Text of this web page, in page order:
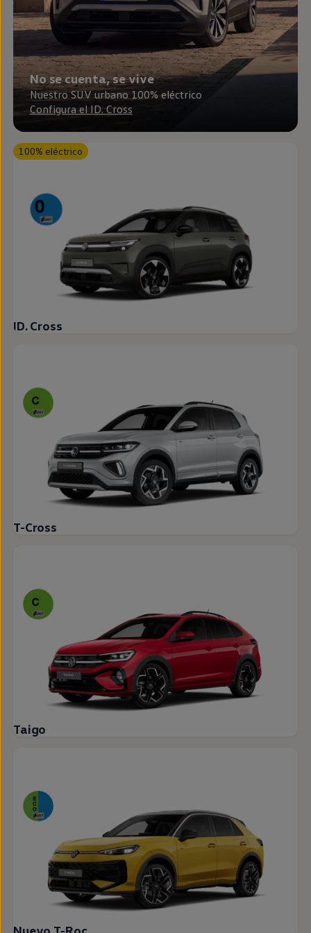
Passat
Touareg
t-roc-1
Asistencia en carretera
No se cuenta, se vive
Nuestro SUV urbano 100% eléctrico
Configura el ID. Cross
100% eléctrico
ID. Cross
T-Cross
Taigo